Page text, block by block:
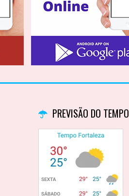
PREVISÃO DO TEMPO